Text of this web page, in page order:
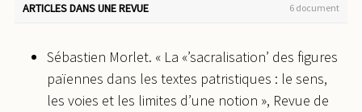
ARTICLES DANS UNE REVUE 6 document
Sébastien Morlet. « La «’sacralisation’ des figures
païennes dans les textes patristiques : le sens,
les voies et les limites d’une notion », Revue de